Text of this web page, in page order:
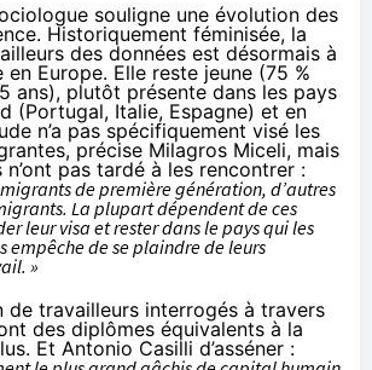
souligne une évolution des
Historiquement féminisée, la
des données est désormais à
en Europe. Elle reste jeune (75 %
ans), plutôt présente dans les pays
(Portugal, Italie, Espagne) et en
n’a pas spécifiquement visé les
précise Milagros Miceli, mais
pas tardé à les rencontrer :
de première génération, d’autres
La plupart dépendent de ces
leur visa et rester dans le pays qui les
empêche de se plaindre de leurs
»
de travailleurs interrogés à travers
des diplômes équivalents à la
Et Antonio Casilli d’asséner :